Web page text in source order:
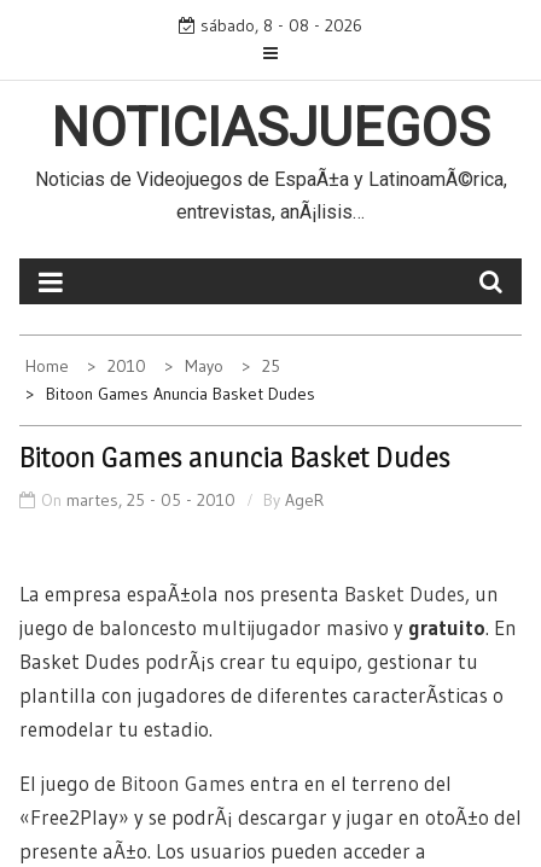
content
sábado, 8 - 08 - 2026
NOTICIASJUEGOS
Noticias de Videojuegos de EspaÃ±a y LatinoamÃ©rica,
entrevistas, anÃ¡lisis…
Home 2010 Mayo
25
Bitoon Games Anuncia Basket Dudes
Bitoon Games anuncia Basket Dudes
On martes, 25 - 05 - 2010 By AgeR
La empresa espaÃ±ola nos presenta Basket Dudes, un
juego de baloncesto multijugador masivo y gratuito. En
Basket Dudes podrÃ¡s crear tu equipo, gestionar tu
plantilla con jugadores de diferentes caracterÃ­sticas o
remodelar tu estadio.
El juego de Bitoon Games entra en el terreno del
«Free2Play» y se podrÃ¡ descargar y jugar en otoÃ±o del
presente aÃ±o. Los usuarios pueden acceder a